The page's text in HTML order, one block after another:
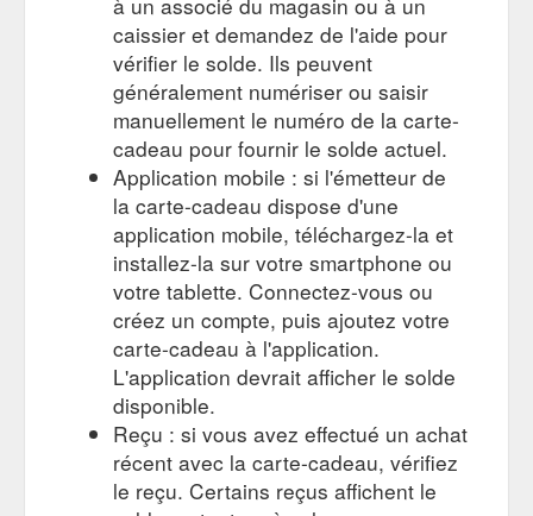
caissier et demandez de l'aide pour
vérifier le solde. Ils peuvent
généralement numériser ou saisir
manuellement le numéro de la carte-
cadeau pour fournir le solde actuel.
Application mobile : si l'émetteur de
la carte-cadeau dispose d'une
application mobile, téléchargez-la et
installez-la sur votre smartphone ou
votre tablette. Connectez-vous ou
créez un compte, puis ajoutez votre
carte-cadeau à l'application.
L'application devrait afficher le solde
disponible.
Reçu : si vous avez effectué un achat
récent avec la carte-cadeau, vérifiez
le reçu. Certains reçus affichent le